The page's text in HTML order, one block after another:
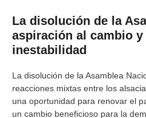
La disolución de la
aspiración al cambio
inestabilidad
La disolución de la Asamblea
reacciones mixtas entre los
una oportunidad para renovar el
un cambio beneficioso para la